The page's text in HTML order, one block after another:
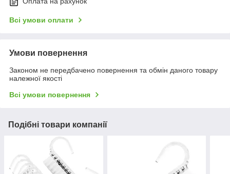
Всі умови оплати
Умови повернення
Законом не передбачено повернення та обмін даного товару
належної якості
Всі умови повернення
Подібні товари компанії